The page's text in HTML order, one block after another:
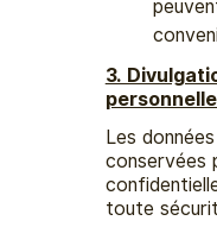
3.
Les
conservées
toute